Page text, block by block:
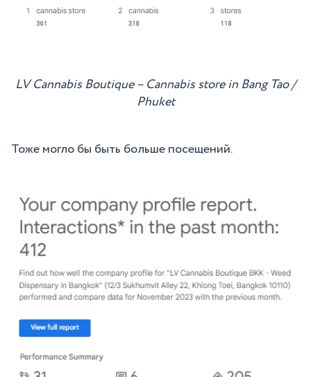
LV Cannabis Boutique – Cannabis store in Bang Tao /
Phuket
Тоже могло бы быть больше посещений.